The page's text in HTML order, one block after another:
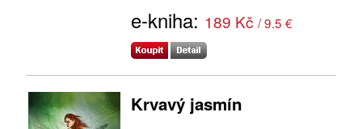
e-kniha: 189 Kč / 9.5 €
Krvavý jasmín